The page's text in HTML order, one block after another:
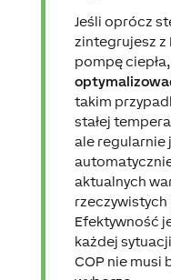
Jeśli oprócz
zintegrujesz z
pompę
takim
stałej
ale regularnie
aktualnych
Efektywność
każdej
COP nie musi